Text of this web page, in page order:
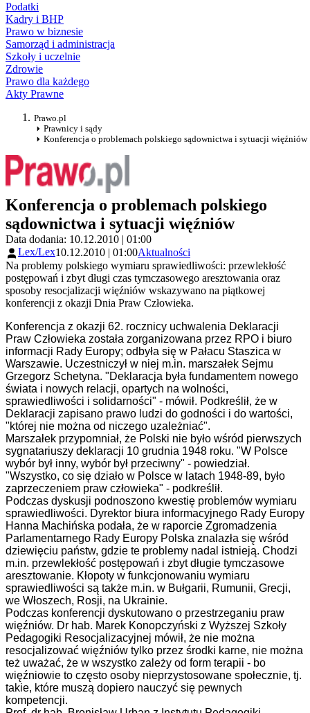
Podatki
Kadry i BHP
Prawo w biznesie
Samorząd i administracja
Szkoły i uczelnie
Zdrowie
Prawo dla każdego
Akty Prawne
Prawo.pl
Prawnicy i sądy
Konferencja o problemach polskiego sądownictwa i sytuacji więźniów
Konferencja o problemach polskiego
sądownictwa i sytuacji więźniów
Data dodania: 10.12.2010 | 01:00
Lex/Lex10.12.2010 | 01:00Aktualności
Na problemy polskiego wymiaru sprawiedliwości: przewlekłość
postępowań i zbyt długi czas tymczasowego aresztowania oraz
sposoby resocjalizacji więźniów wskazywano na piątkowej
konferencji z okazji Dnia Praw Człowieka.
Konferencja z okazji 62. rocznicy uchwalenia Deklaracji
Praw Człowieka została zorganizowana przez RPO i biuro
informacji Rady Europy; odbyła się w Pałacu Staszica w
Warszawie. Uczestniczył w niej m.in. marszałek Sejmu
Grzegorz Schetyna. "Deklaracja była fundamentem nowego
świata i nowych relacji, opartych na wolności,
sprawiedliwości i solidarności" - mówił. Podkreślił, że w
Deklaracji zapisano prawo ludzi do godności i do wartości,
"której nie można od niczego uzależniać".
Marszałek przypomniał, że Polski nie było wśród pierwszych
sygnatariuszy deklaracji 10 grudnia 1948 roku. "W Polsce
wybór był inny, wybór był przeciwny" - powiedział.
"Wszystko, co się działo w Polsce w latach 1948-89, było
zaprzeczeniem praw człowieka" - podkreślił.
Podczas dyskusji podnoszono kwestię problemów wymiaru
sprawiedliwości. Dyrektor biura informacyjnego Rady Europy
Hanna Machińska podała, że w raporcie Zgromadzenia
Parlamentarnego Rady Europy Polska znalazła się wśród
dziewięciu państw, gdzie te problemy nadal istnieją. Chodzi
m.in. przewlekłość postępowań i zbyt długie tymczasowe
aresztowanie. Kłopoty w funkcjonowaniu wymiaru
sprawiedliwości są także m.in. w Bułgarii, Rumunii, Grecji,
we Włoszech, Rosji, na Ukrainie.
Podczas konferencji dyskutowano o przestrzeganiu praw
więźniów. Dr hab. Marek Konopczyński z Wyższej Szkoły
Pedagogiki Resocjalizacyjnej mówił, że nie można
resocjalizować więźniów tylko przez środki karne, nie można
też uważać, że w wszystko zależy od form terapii - bo
więźniowie to często osoby nieprzystosowane społecznie, tj.
takie, które muszą dopiero nauczyć się pewnych
kompetencji.